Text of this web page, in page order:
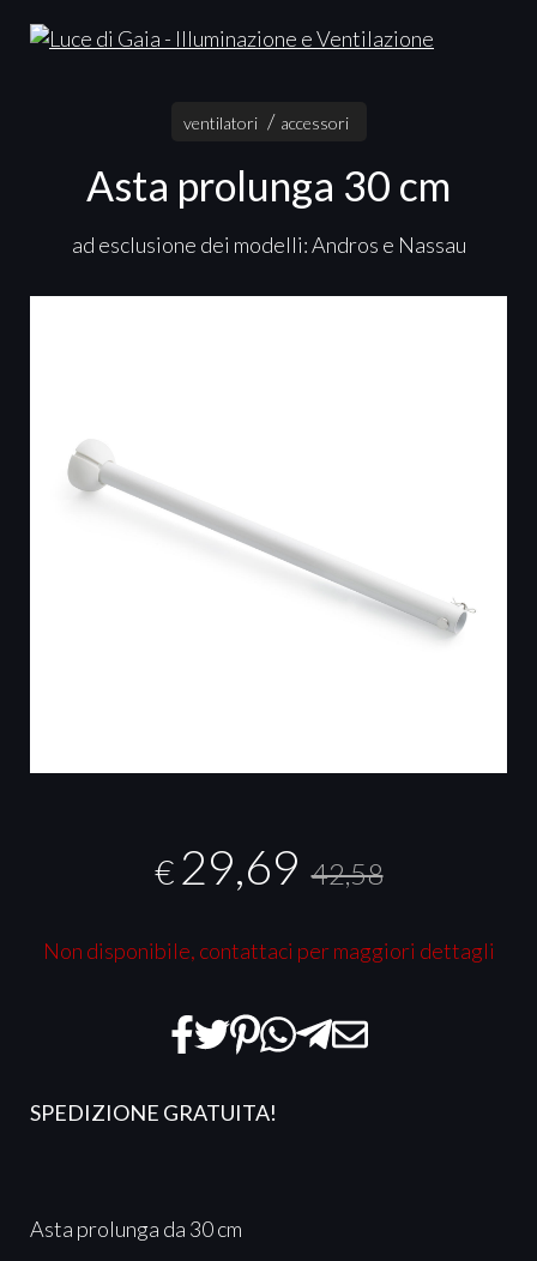
ventilatori accessori
Asta prolunga 30 cm
ad esclusione dei modelli: Andros e Nassau
€ 29,69 42,58
Non disponibile, contattaci per maggiori dettagli
SPEDIZIONE GRATUITA!
Asta prolunga da 30 cm